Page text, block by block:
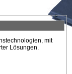
mit
Lösungen.